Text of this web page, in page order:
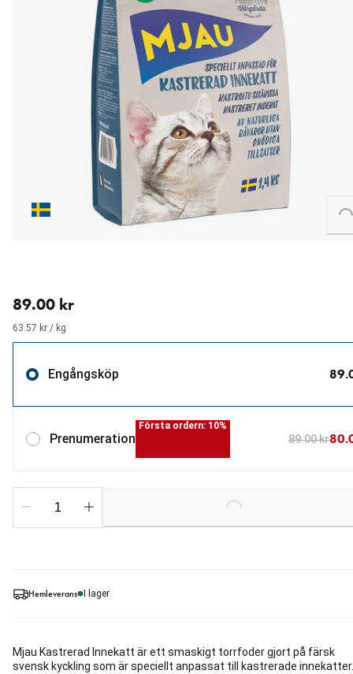
Loading...
Hemleverans I lager
Mjau Kastrerad Innekatt är ett smaskigt torrfoder gjort på färsk
svensk kyckling som är speciellt anpassat till kastrerade innekatter.
89.00 kr
63.57 kr / kg
Engångsköp
Prenumeration
Första ordern: 10%
89.00 kr
Loading...